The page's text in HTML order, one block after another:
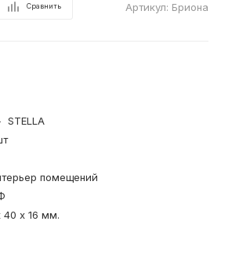
Сравнить Артикул: Бриона
STELLA
помещений
40 х 16 мм.